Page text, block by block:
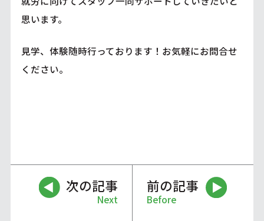
思います。
見学、体験随時行っております！お気軽にお問合せ
ください。
次の記事
Next
前の記事
Before